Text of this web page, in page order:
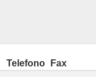
Telefono Fax